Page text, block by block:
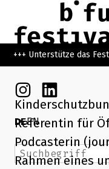
Zum Hauptinhalt
Zur Startseite
Instagram
Linkedin
DEEN
Suchbegriff
+++ Unterstütze das
Referentin für
Podcasterin
Rahmen eines